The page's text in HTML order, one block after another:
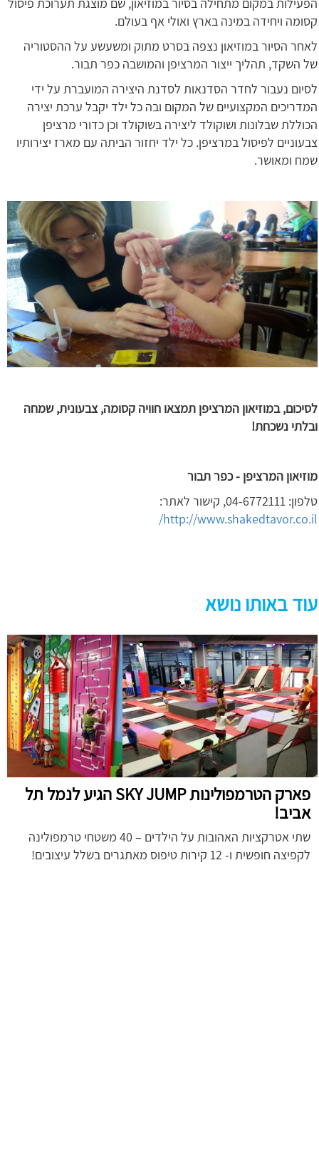
קסומה ויחידה במינה בארץ ואולי אף בעולם.
לאחר הסיור במוזיאון נצפה בסרט מתוק ומשעשע על ההסטוריה
של השקד, תהליך ייצור המרציפן והמושבה כפר תבור.
לסיום נעבור לחדר הסדנאות לסדנת היצירה המועברת על ידי
המדריכים המקצועיים של המקום ובה כל ילד יקבל ערכת יצירה
הכוללת שבלונות ושוקולד ליצירה בשוקולד וכן כדורי מרציפן
צבעוניים לפיסול במרציפן. כל ילד יחזור הביתה עם מארז יצירותיו
שמח ומאושר.
לסיכום, במוזיאון המרציפן תמצאו חוויה קסומה, צבעונית, שמחה
ובלתי נשכחת!
מוזיאון המרציפן - כפרתבור
טלפון: 04-6772111, קישור לאתר:
http://www.shakedtavor.co.il/
עוד באותו נושא
פארק הטרמפולינות SKY JUMP הגיע לנמל תל
אביב!
שתי אטרקציות האהובות על הילדים – 40 משטחי טרמפולינה
לקפיצה חופשית ו- 12 קירות טיפוס מאתגרים בשלל עיצובים!